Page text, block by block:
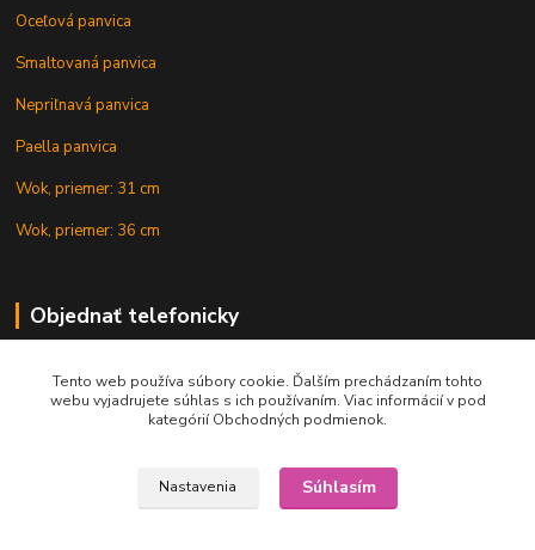
Oceľová panvica
Smaltovaná panvica
Nepriľnavá panvica
Paella panvica
Wok, priemer: 31 cm
Wok, priemer: 36 cm
Objednať telefonicky
+421 902 212 007
Tento web používa súbory cookie. Ďalším prechádzaním tohto
webu vyjadrujete súhlas s ich používaním. Viac informácií v pod
kategórií Obchodných podmienok.
Nastavenia Súhlasím